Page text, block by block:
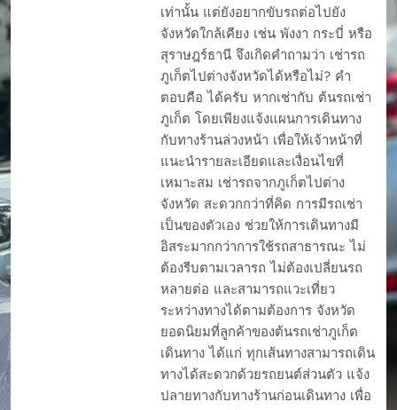
เท่านั้น แต่ยังอยากขับรถต่อไปยัง
จังหวัดใกล้เคียง เช่น พังงา กระบี่ หรือ
สุราษฎร์ธานี จึงเกิดคำถามว่า เช่ารถ
ภูเก็ตไปต่างจังหวัดได้หรือไม่? คำ
ตอบคือ ได้ครับ หากเช่ากับ ต้นรถเช่า
ภูเก็ต โดยเพียงแจ้งแผนการเดินทาง
กับทางร้านล่วงหน้า เพื่อให้เจ้าหน้าที่
แนะนำรายละเอียดและเงื่อนไขที่
เหมาะสม เช่ารถจากภูเก็ตไปต่าง
จังหวัด สะดวกกว่าที่คิด การมีรถเช่า
เป็นของตัวเอง ช่วยให้การเดินทางมี
อิสระมากกว่าการใช้รถสาธารณะ ไม่
ต้องรีบตามเวลารถ ไม่ต้องเปลี่ยนรถ
หลายต่อ และสามารถแวะเที่ยว
ระหว่างทางได้ตามต้องการ จังหวัด
ยอดนิยมที่ลูกค้าของต้นรถเช่าภูเก็ต
เดินทาง ได้แก่ ทุกเส้นทางสามารถเดิน
ทางได้สะดวกด้วยรถยนต์ส่วนตัว แจ้ง
ปลายทางกับทางร้านก่อนเดินทาง เพื่อ